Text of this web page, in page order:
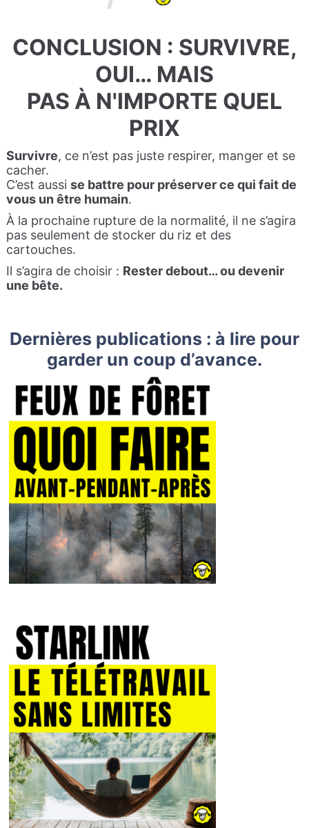
CONCLUSION : SURVIVRE,
OUI… MAIS
PAS À N'IMPORTE QUEL
PRIX
Survivre, ce n’est pas juste respirer, manger et se
cacher.
C’est aussi se battre pour préserver ce qui fait de
vous un être humain.
À la prochaine rupture de la normalité, il ne s’agira
pas seulement de stocker du riz et des
cartouches.
Il s’agira de choisir : Rester debout… ou devenir
une bête.
Dernières publications : à lire pour
garder un coup d’avance.